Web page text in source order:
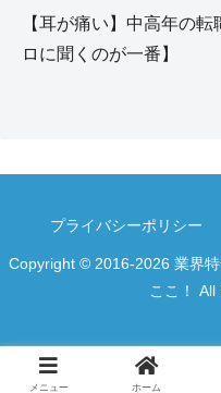
【耳が痛い】中高年の
ロに聞くのが一番】
プライバシーポリシー
Copyright © 2016-2026 業界
ここ！ All
メニュー ホーム